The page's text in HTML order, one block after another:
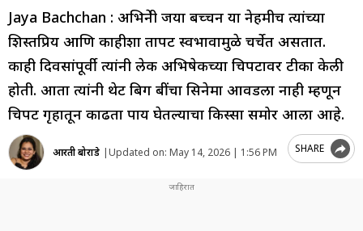
Jaya Bachchan : अभिनेत्री जया बच्चन या नेहमीच त्यांच्या
शिस्तप्रिय आणि काहीशा तापट स्वभावामुळे चर्चेत असतात.
काही दिवसांपूर्वी त्यांनी लेक अभिषेकच्या चित्रपटावर टीका केली
होती. आता त्यांनी थेट बिग बींचा सिनेमा आवडला नाही म्हणून
चित्रपट गृहातून काढता पाय घेतल्याचा किस्सा समोर आला आहे.
आरती बोराडे |Updated on: May 14, 2026 | 1:56 PM SHARE